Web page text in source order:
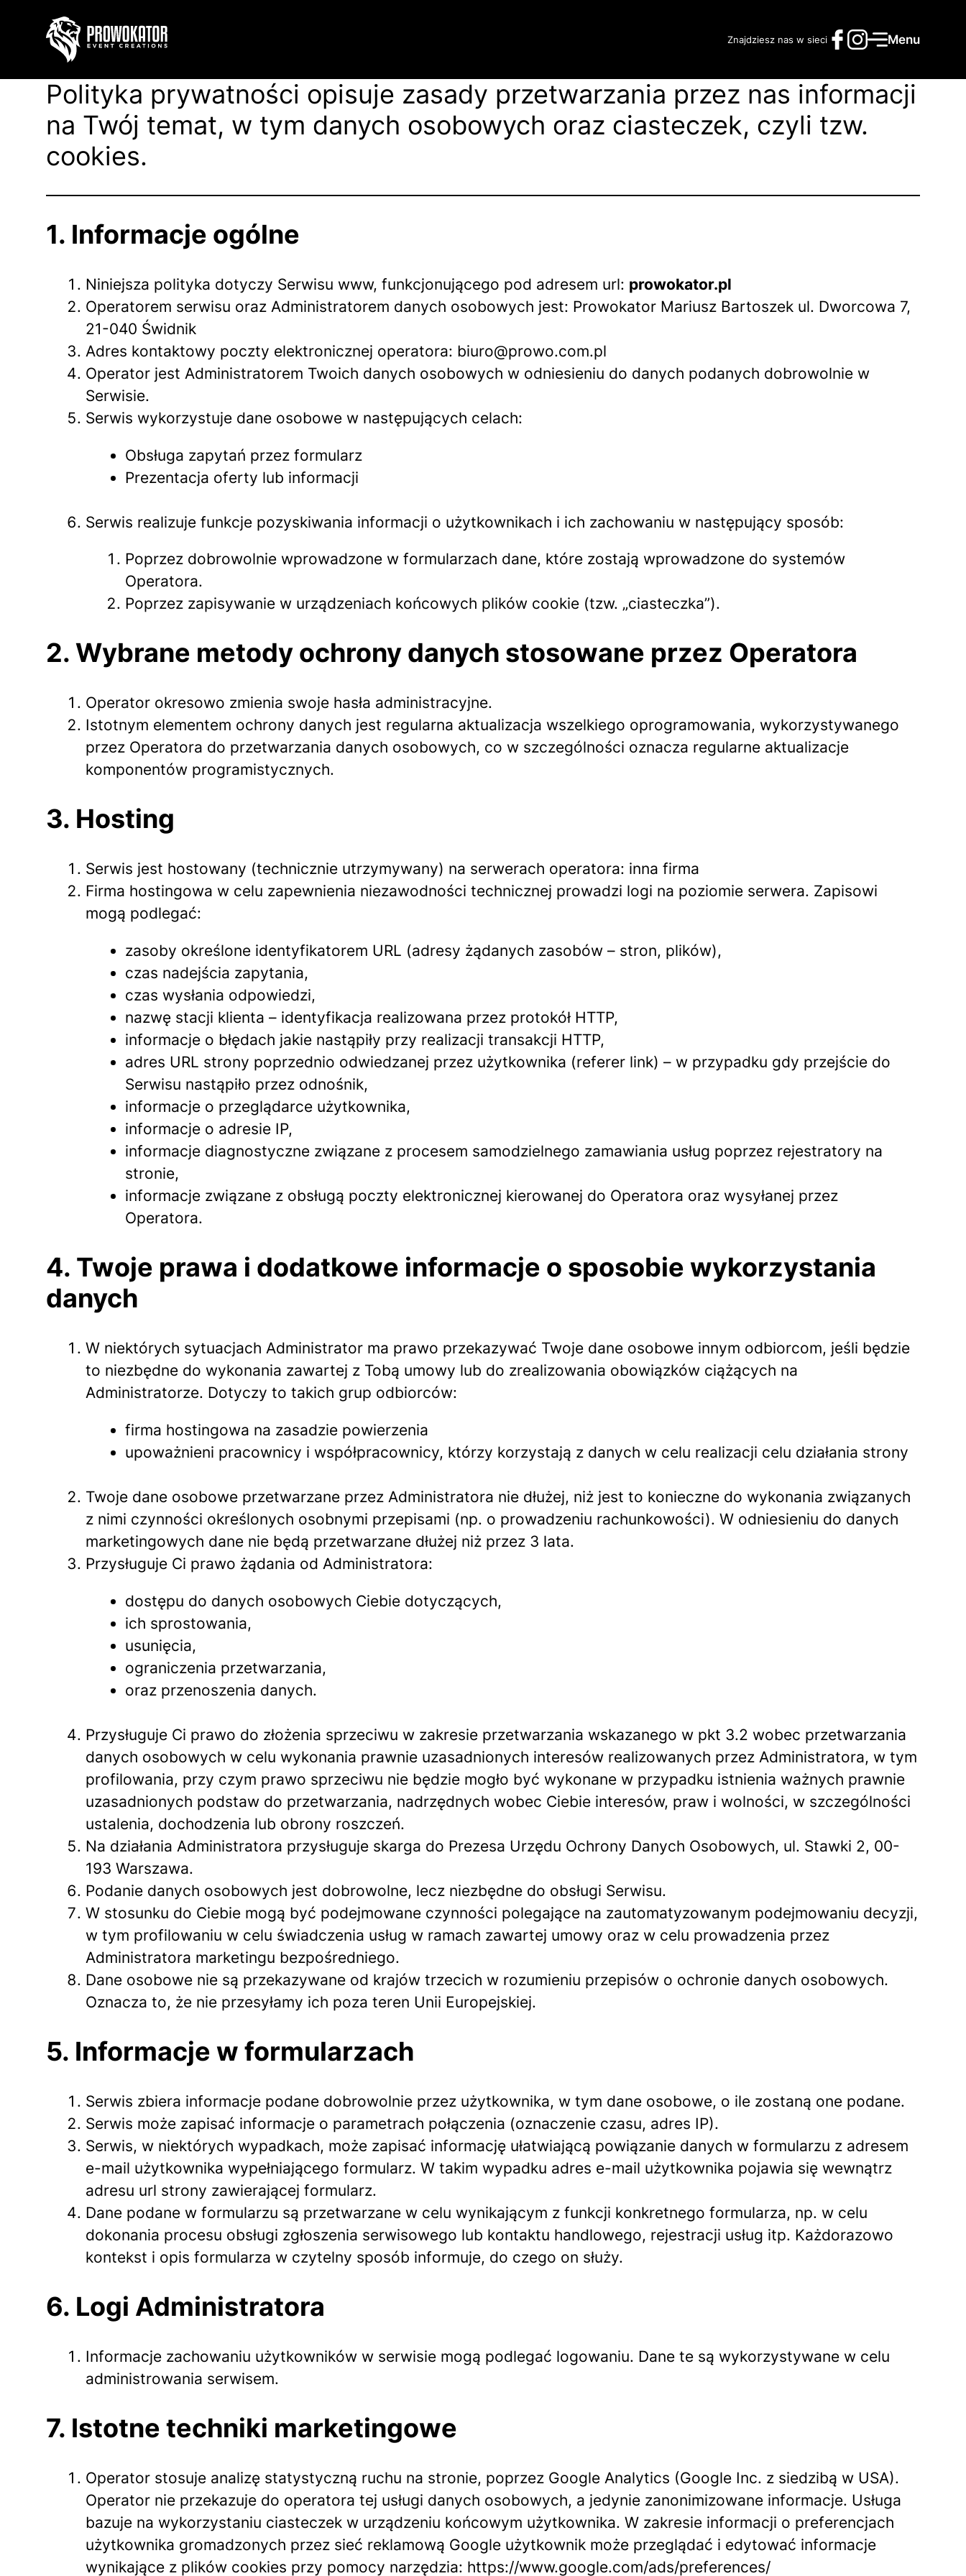
Znajdziesz nas w sieci Menu
Polityka prywatności opisuje zasady przetwarzania przez nas informacji
na Twój temat, w tym danych osobowych oraz ciasteczek, czyli tzw.
cookies.
1. Informacje ogólne
Niniejsza polityka dotyczy Serwisu www, funkcjonującego pod adresem url: prowokator.pl
Operatorem serwisu oraz Administratorem danych osobowych jest: Prowokator Mariusz Bartoszek ul. Dworcowa 7,
21-040 Świdnik
Adres kontaktowy poczty elektronicznej operatora: biuro@prowo.com.pl
Operator jest Administratorem Twoich danych osobowych w odniesieniu do danych podanych dobrowolnie w
Serwisie.
Serwis wykorzystuje dane osobowe w następujących celach:
Obsługa zapytań przez formularz
Prezentacja oferty lub informacji
Serwis realizuje funkcje pozyskiwania informacji o użytkownikach i ich zachowaniu w następujący sposób:
Poprzez dobrowolnie wprowadzone w formularzach dane, które zostają wprowadzone do systemów
Operatora.
Poprzez zapisywanie w urządzeniach końcowych plików cookie (tzw. „ciasteczka”).
2. Wybrane metody ochrony danych stosowane przez Operatora
Operator okresowo zmienia swoje hasła administracyjne.
Istotnym elementem ochrony danych jest regularna aktualizacja wszelkiego oprogramowania, wykorzystywanego
przez Operatora do przetwarzania danych osobowych, co w szczególności oznacza regularne aktualizacje
komponentów programistycznych.
3. Hosting
Serwis jest hostowany (technicznie utrzymywany) na serwerach operatora: inna firma
Firma hostingowa w celu zapewnienia niezawodności technicznej prowadzi logi na poziomie serwera. Zapisowi
mogą podlegać:
zasoby określone identyfikatorem URL (adresy żądanych zasobów – stron, plików),
czas nadejścia zapytania,
czas wysłania odpowiedzi,
nazwę stacji klienta – identyfikacja realizowana przez protokół HTTP,
informacje o błędach jakie nastąpiły przy realizacji transakcji HTTP,
adres URL strony poprzednio odwiedzanej przez użytkownika (referer link) – w przypadku gdy przejście do
Serwisu nastąpiło przez odnośnik,
informacje o przeglądarce użytkownika,
informacje o adresie IP,
informacje diagnostyczne związane z procesem samodzielnego zamawiania usług poprzez rejestratory na
stronie,
informacje związane z obsługą poczty elektronicznej kierowanej do Operatora oraz wysyłanej przez
Operatora.
4. Twoje prawa i dodatkowe informacje o sposobie wykorzystania
danych
W niektórych sytuacjach Administrator ma prawo przekazywać Twoje dane osobowe innym odbiorcom, jeśli będzie
to niezbędne do wykonania zawartej z Tobą umowy lub do zrealizowania obowiązków ciążących na
Administratorze. Dotyczy to takich grup odbiorców:
firma hostingowa na zasadzie powierzenia
upoważnieni pracownicy i współpracownicy, którzy korzystają z danych w celu realizacji celu działania strony
Twoje dane osobowe przetwarzane przez Administratora nie dłużej, niż jest to konieczne do wykonania związanych
z nimi czynności określonych osobnymi przepisami (np. o prowadzeniu rachunkowości). W odniesieniu do danych
marketingowych dane nie będą przetwarzane dłużej niż przez 3 lata.
Przysługuje Ci prawo żądania od Administratora:
dostępu do danych osobowych Ciebie dotyczących,
ich sprostowania,
usunięcia,
ograniczenia przetwarzania,
oraz przenoszenia danych.
Przysługuje Ci prawo do złożenia sprzeciwu w zakresie przetwarzania wskazanego w pkt 3.2 wobec przetwarzania
danych osobowych w celu wykonania prawnie uzasadnionych interesów realizowanych przez Administratora, w tym
profilowania, przy czym prawo sprzeciwu nie będzie mogło być wykonane w przypadku istnienia ważnych prawnie
uzasadnionych podstaw do przetwarzania, nadrzędnych wobec Ciebie interesów, praw i wolności, w szczególności
ustalenia, dochodzenia lub obrony roszczeń.
Na działania Administratora przysługuje skarga do Prezesa Urzędu Ochrony Danych Osobowych, ul. Stawki 2, 00-
193 Warszawa.
Podanie danych osobowych jest dobrowolne, lecz niezbędne do obsługi Serwisu.
W stosunku do Ciebie mogą być podejmowane czynności polegające na zautomatyzowanym podejmowaniu decyzji,
w tym profilowaniu w celu świadczenia usług w ramach zawartej umowy oraz w celu prowadzenia przez
Administratora marketingu bezpośredniego.
Dane osobowe nie są przekazywane od krajów trzecich w rozumieniu przepisów o ochronie danych osobowych.
Oznacza to, że nie przesyłamy ich poza teren Unii Europejskiej.
5. Informacje w formularzach
Serwis zbiera informacje podane dobrowolnie przez użytkownika, w tym dane osobowe, o ile zostaną one podane.
Serwis może zapisać informacje o parametrach połączenia (oznaczenie czasu, adres IP).
Serwis, w niektórych wypadkach, może zapisać informację ułatwiającą powiązanie danych w formularzu z adresem
e-mail użytkownika wypełniającego formularz. W takim wypadku adres e-mail użytkownika pojawia się wewnątrz
adresu url strony zawierającej formularz.
Dane podane w formularzu są przetwarzane w celu wynikającym z funkcji konkretnego formularza, np. w celu
dokonania procesu obsługi zgłoszenia serwisowego lub kontaktu handlowego, rejestracji usług itp. Każdorazowo
kontekst i opis formularza w czytelny sposób informuje, do czego on służy.
6. Logi Administratora
Informacje zachowaniu użytkowników w serwisie mogą podlegać logowaniu. Dane te są wykorzystywane w celu
administrowania serwisem.
7. Istotne techniki marketingowe
Operator stosuje analizę statystyczną ruchu na stronie, poprzez Google Analytics (Google Inc. z siedzibą w USA).
Operator nie przekazuje do operatora tej usługi danych osobowych, a jedynie zanonimizowane informacje. Usługa
bazuje na wykorzystaniu ciasteczek w urządzeniu końcowym użytkownika. W zakresie informacji o preferencjach
użytkownika gromadzonych przez sieć reklamową Google użytkownik może przeglądać i edytować informacje
wynikające z plików cookies przy pomocy narzędzia: https://www.google.com/ads/preferences/